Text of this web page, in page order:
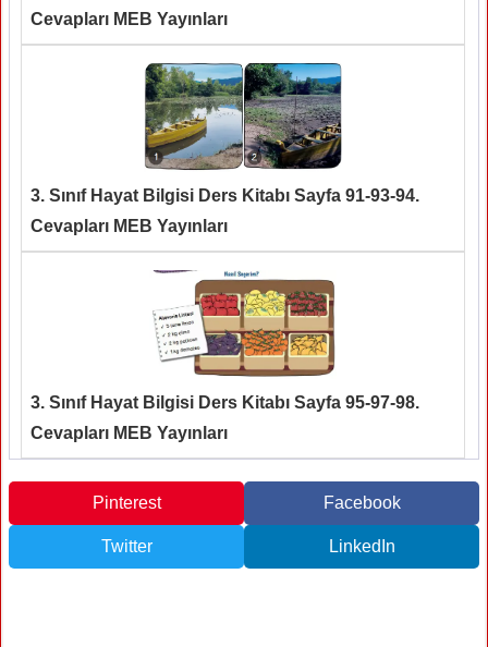
Cevapları MEB Yayınları
3. Sınıf Hayat Bilgisi Ders Kitabı Sayfa 91-93-94.
Cevapları MEB Yayınları
3. Sınıf Hayat Bilgisi Ders Kitabı Sayfa 95-97-98.
Cevapları MEB Yayınları
Pinterest Facebook
Twitter LinkedIn